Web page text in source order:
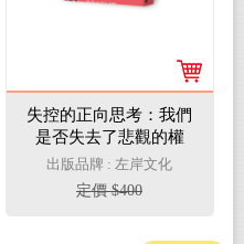
失控的正向思考：我們
是否失去了悲觀的權
利？（新版）
出版品牌 : 左岸文化
定價 $400